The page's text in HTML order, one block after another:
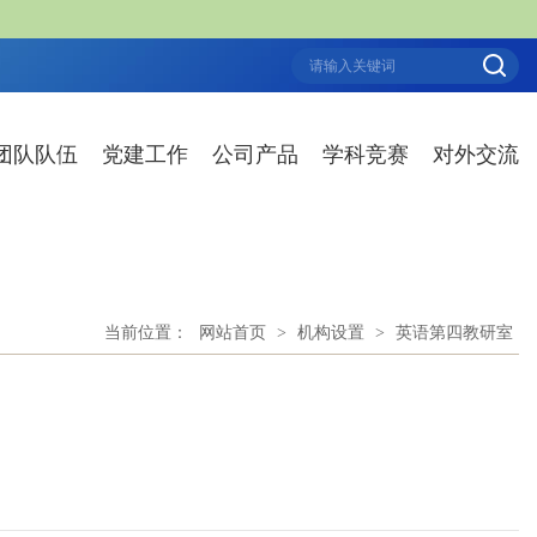
队队伍 党建工作 公司产品 学科竞赛 对外交流
当前位置： 网站首页 > 机构设置 > 英语第四教研室